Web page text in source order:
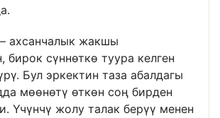
ахсанчалык жакшы
бирок сүннөткө туура келген
Бул эркектин таза абалдагы
мөөнөтү өткөн соң бирден
Үчүнчү жолу талак берүү менен